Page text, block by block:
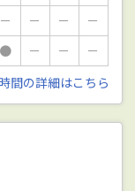
－ － －
－
● － －
－
間の詳細はこちら